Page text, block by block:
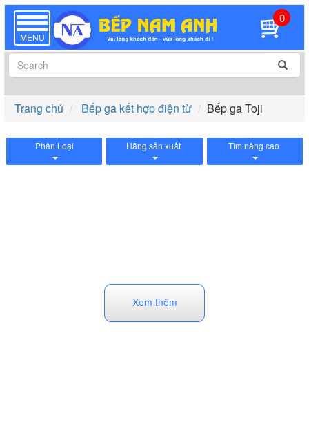
TOGGLE
NAVIGATION
MENU
0
Trang chủ Bếp ga kết hợp điện từ Bếp ga Toji
Phân Loại Hãng sản xuất Tìm nâng cao
Xem thêm